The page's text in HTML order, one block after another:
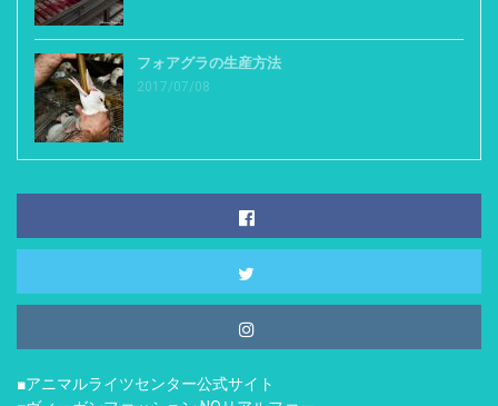
フォアグラの生産方法
2017/07/08
■アニマルライツセンター公式サイト